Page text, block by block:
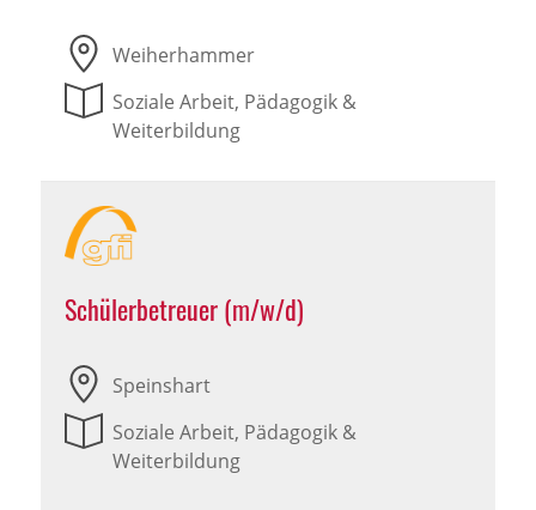
Weiherhammer
Soziale Arbeit, Pädagogik &
Weiterbildung
Schülerbetreuer (m/w/d)
Speinshart
Soziale Arbeit, Pädagogik &
Weiterbildung